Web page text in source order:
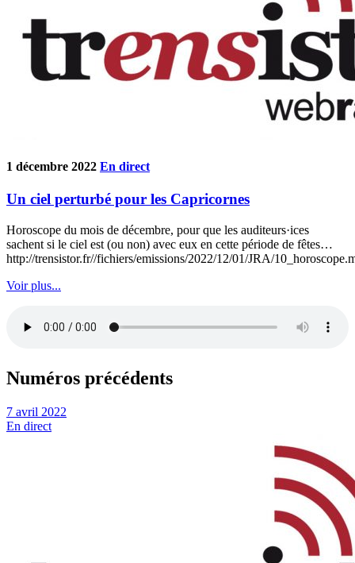
1 décembre 2022 En direct
Un ciel perturbé pour les Capricornes
Horoscope du mois de décembre, pour que les auditeurs·ices
sachent si le ciel est (ou non) avec eux en cette période de fêtes…
http://trensistor.fr//fichiers/emissions/2022/12/01/JRA/
Voir plus...
Numéros précédents
7 avril 2022
En direct